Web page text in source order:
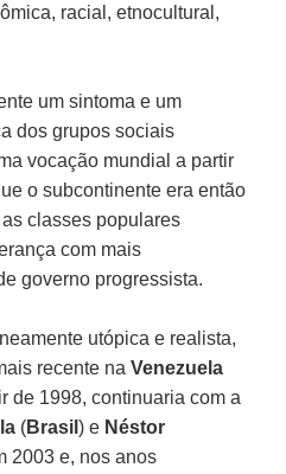
racial, etnocultural,
um sintoma e um
dos grupos sociais
vocação mundial a partir
o subcontinente era então
classes populares
com mais
governo progressista.
utópica e realista,
recente naVenezuela
de 1998, continuaria com a
(Brasil) e Néstor
2003 e, nos anos